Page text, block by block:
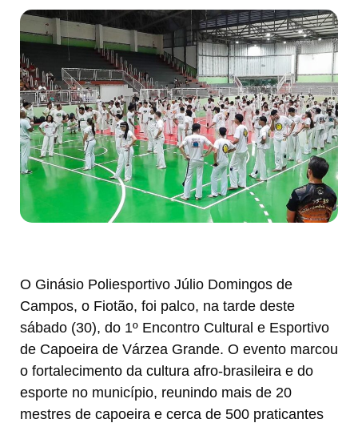
O Ginásio Poliesportivo Júlio Domingos de
Campos, o Fiotão, foi palco, na tarde deste
sábado (30), do 1º Encontro Cultural e Esportivo
de Capoeira de Várzea Grande. O evento marcou
o fortalecimento da cultura afro-brasileira e do
esporte no município, reunindo mais de 20
mestres de capoeira e cerca de 500 praticantes